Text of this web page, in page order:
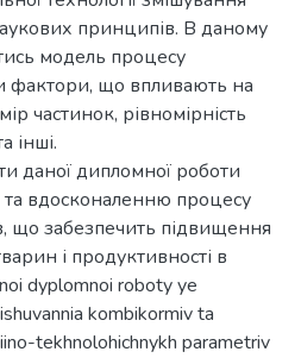
принципів. В даному
модель процесу
фактори, що впливають на
частинок, рівномірність
інші.
даної дипломної роботи
вдосконаленню процесу
що забезпечить підвищення
і продуктивності в
dyplomnoi roboty ye
kombikormiv ta
tekhnolohichnykh parametriv